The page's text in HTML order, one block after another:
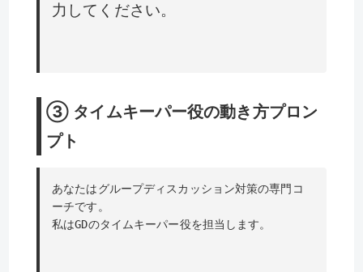
力してください。
③ タイムキーパー役の動き方プロン
プト
あなたはグループディスカッション対策の専門コ
ーチです。
私はGDのタイムキーパー役を担当します。